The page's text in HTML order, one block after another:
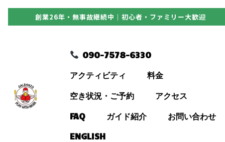
創業26年・無事故継続中｜初心者・ファミリー大歓迎
090-7578-6330
アクティビティ 料金
空き状況・ご予約 アクセス
FAQ ガイド紹介 お問い合わせ
ENGLISH
アクティビティ
料金